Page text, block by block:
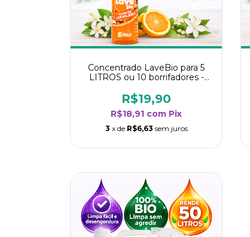
Concentrado LaveBio para 5
LITROS ou 10 borrifadores -
- Flor de Laranjeira
R$19,90
R$18,91 com Pix
3 x de R$6,63 sem juros